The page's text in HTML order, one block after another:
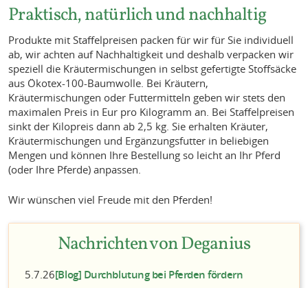
Praktisch, natürlich und nachhaltig
Produkte mit Staffelpreisen packen für wir für Sie individuell
ab, wir achten auf Nachhaltigkeit und deshalb verpacken wir
speziell die Kräutermischungen in selbst gefertigte Stoffsäcke
aus Ökotex-100-Baumwolle. Bei Kräutern,
Kräutermischungen oder Futtermitteln geben wir stets den
maximalen Preis in Eur pro Kilogramm an. Bei Staffelpreisen
sinkt der Kilopreis dann ab 2,5 kg. Sie erhalten Kräuter,
Kräutermischungen und Ergänzungsfutter in beliebigen
Mengen und können Ihre Bestellung so leicht an Ihr Pferd
(oder Ihre Pferde) anpassen.
Wir wünschen viel Freude mit den Pferden!
Nachrichten von Deganius
5.7.26[Blog] Durchblutung bei Pferden fördern